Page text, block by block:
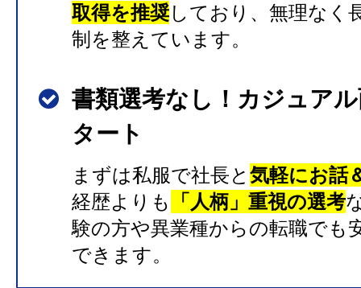
取得を推奨しており、無理なく
制を整えています。
書類選考なし！カジュア
タート
まずは私服で社長と気軽にお話
経歴よりも
「人柄」重視の選考
験の方や異業種からの転職でも
できます。